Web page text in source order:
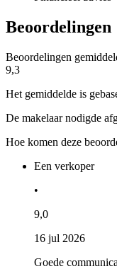
Beoordelingen
Beoordelingen
9,3
Het gemiddelde is
De makelaar nodigde
Hoe komen deze
Een verkoper
•
9,0
16 jul 2026
Goede